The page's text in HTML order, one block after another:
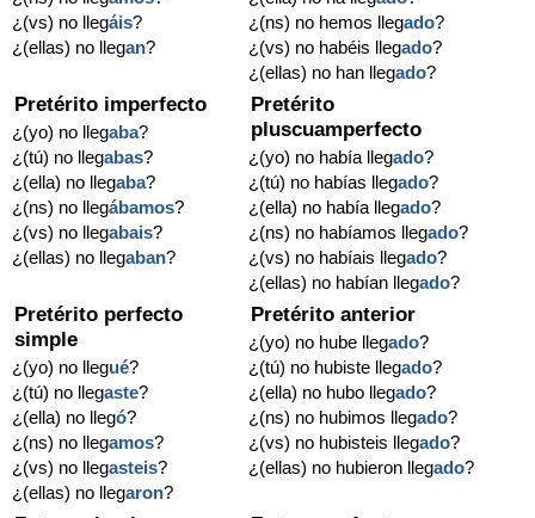
¿(vs) no llegáis?
¿(ellas) no llegan?
¿(ns) no hemos llegado?
¿(vs) no habéis llegado?
¿(ellas) no han llegado?
Pretérito imperfecto
¿(yo) no llegaba?
¿(tú) no llegabas?
¿(ella) no llegaba?
¿(ns) no llegábamos?
¿(vs) no llegabais?
¿(ellas) no llegaban?
Pretérito
pluscuamperfecto
¿(yo) no había llegado?
¿(tú) no habías llegado?
¿(ella) no había llegado?
¿(ns) no habíamos llegado?
¿(vs) no habíais llegado?
¿(ellas) no habían llegado?
Pretérito perfecto
simple
¿(yo) no llegué?
¿(tú) no llegaste?
¿(ella) no llegó?
¿(ns) no llegamos?
¿(vs) no llegasteis?
¿(ellas) no llegaron?
Pretérito anterior
¿(yo) no hube llegado?
¿(tú) no hubiste llegado?
¿(ella) no hubo llegado?
¿(ns) no hubimos llegado?
¿(vs) no hubisteis llegado?
¿(ellas) no hubieron llegado?